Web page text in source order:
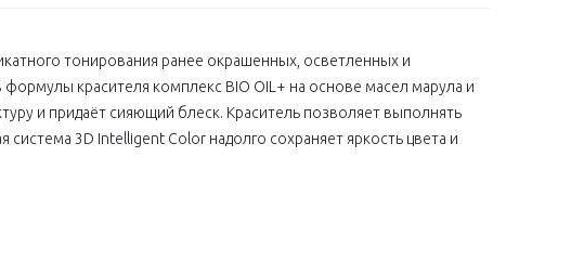
тонирования ранее окрашенных, осветленных и
красителя комплекс BIO OIL+ на основе масел марула и
и придаёт сияющий блеск. Краситель позволяет выполнять
3D Intelligent Color надолго сохраняет яркость цвета и